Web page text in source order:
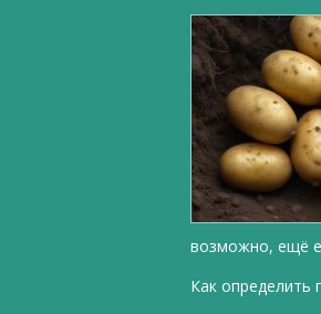
возможно, ещё
Как определить